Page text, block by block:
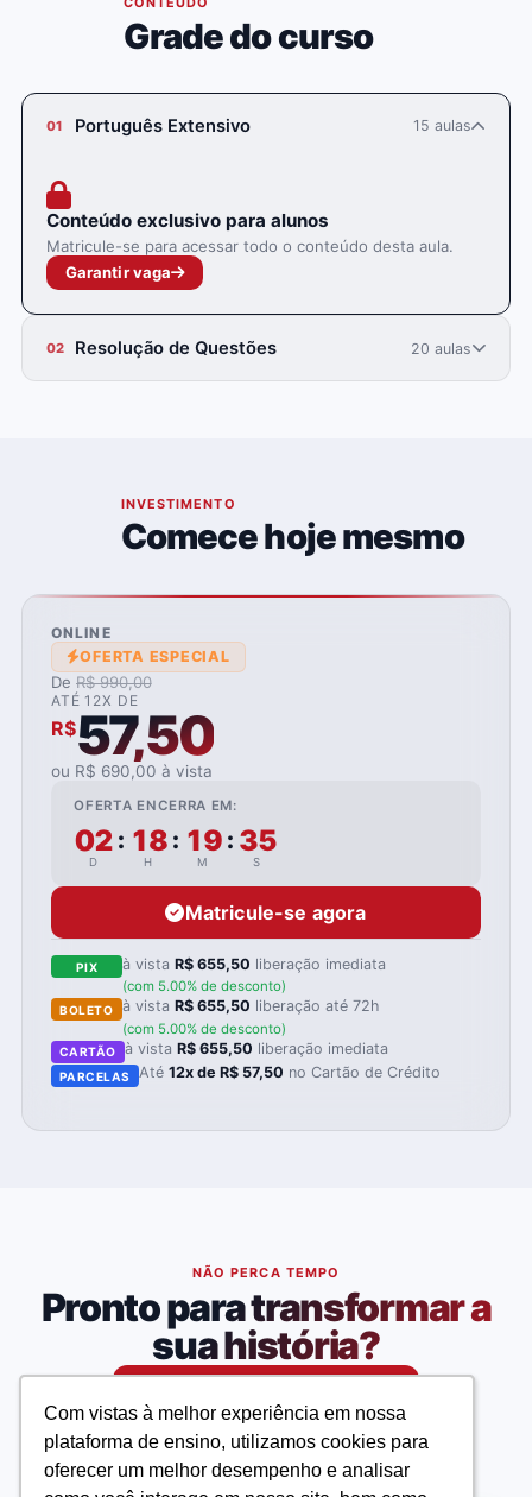
Com vistas à melhor experiência em nossa
plataforma de ensino, utilizamos cookies para
oferecer um melhor desempenho e analisar
Com vistas à melhor experiência em nossa
plataforma de ensino, utilizamos cookies para
oferecer um melhor desempenho e analisar
Grade do curso
01 Português Extensivo 15 aulas
Conteúdo exclusivo para alunos
Matricule-se para acessar todo o conteúdo desta aula.
Garantir vaga
02 Resolução de Questões 20 aulas
INVESTIMENTO
Comece hoje mesmo
ONLINE
OFERTA ESPECIAL
De R$ 990,00
ATÉ 12X DE
R$57,50
ou R$ 690,00 à vista
OFERTA ENCERRA EM:
02
D
: 18
H
: 19
M
: 35
S
Matricule-se agora
PIX à vistaR$ 655,50 liberação imediata
(com 5.00% de desconto)
BOLETO à vistaR$ 655,50 liberação até 72h
(com 5.00% de desconto)
CARTÃO à vista R$ 655,50 liberação imediata
PARCELAS Até12x de R$ 57,50 no Cartão de Crédito
NÃO PERCA TEMPO
Pronto para transformar a
sua história?